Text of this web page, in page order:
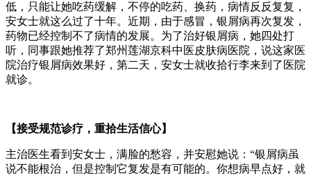
低，只能让她吃药缓解，不停的吃药、换药，病情反反复复，
安女士就这么过了十年。近期，由于感冒，银屑病再次复发，
药物已经控制不了病情的发展。为了治好银屑病，她四处打
听，同事跟她推荐了郑州莲湖京科中医皮肤病医院，说这家医
院治疗银屑病效果好，第二天，安女士就收拾行李来到了医院
就诊。
【接受规范诊疗，重拾生活信心】
主治医生看到安女士，满脸的愁容，并安慰她说：“银屑病虽
说不能根治，但是控制它复发是有可能的。你想病早点好，就